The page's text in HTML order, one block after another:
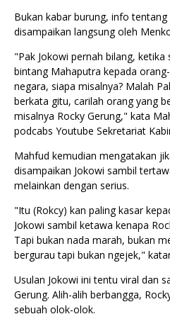
Bukan kabar burung, info tentang
disampaikan langsung oleh
"Pak Jokowi pernah bilang, ketika
bintang Mahaputra kepada
negara, siapa misalnya? Malah
berkata gitu, carilah orang yang
misalnya Rocky Gerung," kata
podcabs Youtube Sekretariat
Mahfud kemudian mengatakan
disampaikan Jokowi sambil
melainkan dengan serius.
"Itu (Rokcy) kan paling kasar
Jokowi sambil ketawa kenapa
Tapi bukan nada marah, bukan
bergurau tapi bukan ngejek,"
Usulan Jokowi ini tentu viral dan
Gerung. Alih-alih berbangga,
sebuah olok-olok.